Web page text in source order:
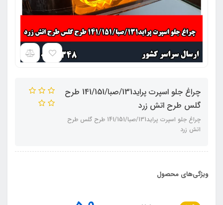
چراغ جلو اسپرت پراید131/صبا/141/151 طرح
گلس طرح اتش زرد
چراغ جلو اسپرت پراید131/صبا/141/151 طرح گلس طرح
اتش زرد
ویژگی‌های محصول